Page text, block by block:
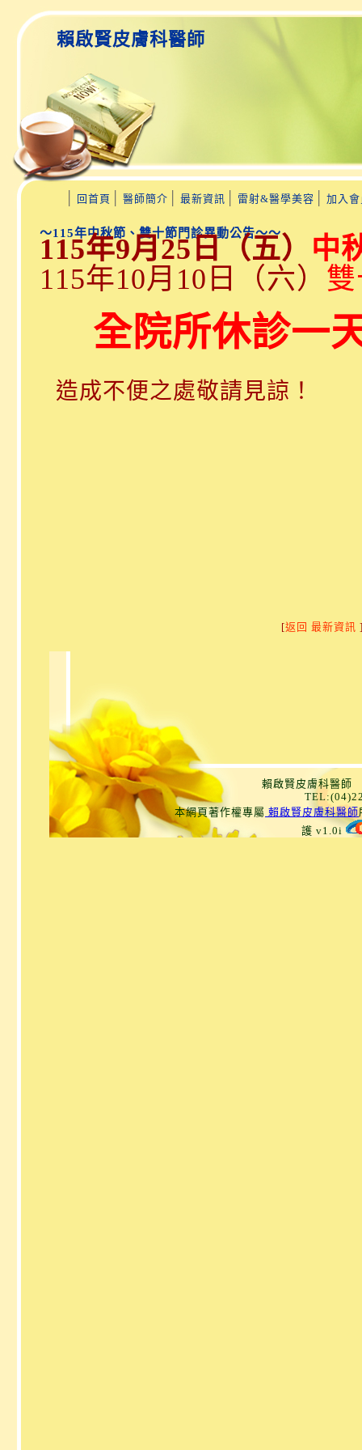
賴啟賢皮膚科醫師
回首頁 醫師簡介 最新資訊 雷射&醫學美容 加入
～115年中秋節、雙十節門診異動公告～～
115年9月25日（五） 中
115年10月10日（六）
全院所休診一
造成不便之處敬請見諒！
[返回 最新資訊
賴啟賢皮膚科醫師
本網頁著作權專屬 賴啟賢皮膚科醫師
護 v1.0i